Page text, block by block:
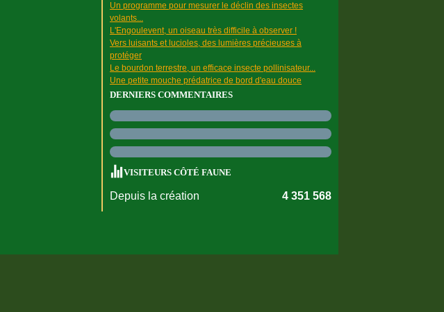
Un programme pour mesurer le déclin des insectes
volants...
L'Engoulevent, un oiseau très difficile à observer !
Vers luisants et lucioles, des lumières précieuses à
protéger
Le bourdon terrestre, un efficace insecte pollinisateur...
Une petite mouche prédatrice de bord d'eau douce
DERNIERS COMMENTAIRES
VISITEURS CÔTÉ FAUNE
Depuis la création 4 351 568